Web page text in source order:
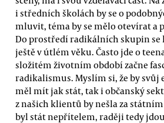
i středních školách by se o
mluvit, téma by se mělo otevírat a
Do prostředí radikálních skupin se
ještě v útlém věku. Často jde o
složitém životním období začne
radikalismus. Myslím si, že by svůj
měl mít jak stát, tak i občanský
z našich klientů by nešla za
byl stát nepřítelem, raději tedy